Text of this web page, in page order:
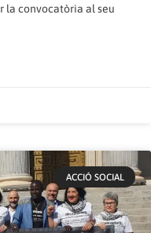
la convocatòria al seu
ACCIÓ SOCIAL